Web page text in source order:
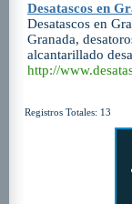
Desatascos en
Desatascos en
Granada,
alcantarillado
http://
Registros Totales: 13